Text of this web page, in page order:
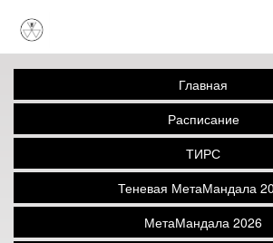
Главная
Расписание
ТИРС
Теневая МетаМандала
МетаМандала 2026